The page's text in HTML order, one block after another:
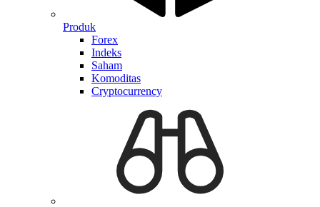
Produk
Forex
Indeks
Saham
Komoditas
Cryptocurrency